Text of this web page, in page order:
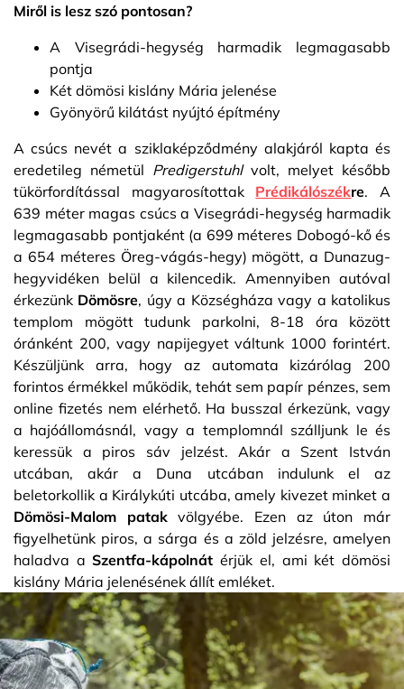
Miről is lesz szó pontosan?
A Visegrádi-hegység harmadik legmagasabb
pontja
Két dömösi kislány Mária jelenése
Gyönyörű kilátást nyújtó építmény
A csúcs nevét a sziklaképződmény alakjáról kapta és
eredetileg németül Predigerstuhlvolt, melyet később
tükörfordítással magyarosítottak
Prédikálószékre. A
639 méter magas csúcs a Visegrádi-hegység harmadik
legmagasabb pontjaként (a 699 méteres Dobogó-kő és
a 654 méteres Öreg-vágás-hegy) mögött, a Dunazug-
hegyvidéken belül a kilencedik. Amennyiben autóval
érkezünk Dömösre, úgy a Községháza vagy a katolikus
templom mögött tudunk parkolni, 8-18 óra között
óránként 200, vagy napijegyet váltunk 1000 forintért.
Készüljünk arra, hogy az automata kizárólag 200
forintos érmékkel működik, tehát sem papír pénzes, sem
online fizetés nem elérhető. Ha busszal érkezünk, vagy
a hajóállomásnál, vagy a templomnál szálljunk le és
keressük a piros sáv jelzést. Akár a Szent István
utcában, akár a Duna utcában indulunk el az
beletorkollik a Királykúti utcába, amely kivezet minket a
Dömösi-Malom patakvölgyébe. Ezen az úton már
figyelhetünk piros, a sárga és a zöld jelzésre, amelyen
haladva aSzentfa-kápolnát érjük el, ami két dömösi
kislány Mária jelenésének állít emléket.